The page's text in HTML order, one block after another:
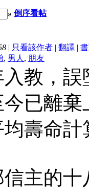
» 倒序看帖
| 只看該作者 | 翻譯 |
, 男人 , 朋友
教，
已離
均壽命
信主的